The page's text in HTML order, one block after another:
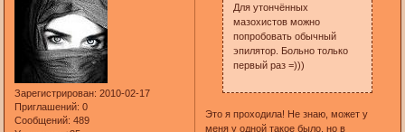
Зарегистрирован: 2010-02-17
Приглашений: 0
Сообщений: 489
Для утончённых
мазохистов можно
попробовать обычный
эпилятор. Больно только
первый раз =)))
Это я проходила! Не знаю, может у
меня у одной такое было, но в